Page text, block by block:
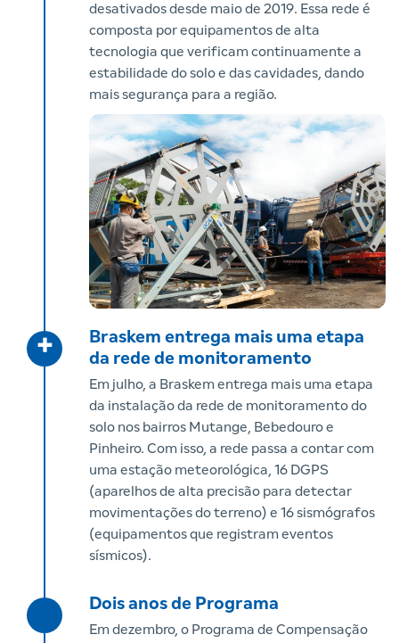
desativados desde maio de 2019. Essa rede é
composta por equipamentos de alta
tecnologia que verificam continuamente a
estabilidade do solo e das cavidades, dando
mais segurança para a região.
+
Braskem entrega mais uma etapa
da rede de monitoramento
Em julho, a Braskem entrega mais uma etapa
da instalação da rede de monitoramento do
solo nos bairros Mutange, Bebedouro e
Pinheiro. Com isso, a rede passa a contar com
uma estação meteorológica, 16 DGPS
(aparelhos de alta precisão para detectar
movimentações do terreno) e 16 sismógrafos
(equipamentos que registram eventos
sísmicos).
Dois anos de Programa
Em dezembro, o Programa de Compensação